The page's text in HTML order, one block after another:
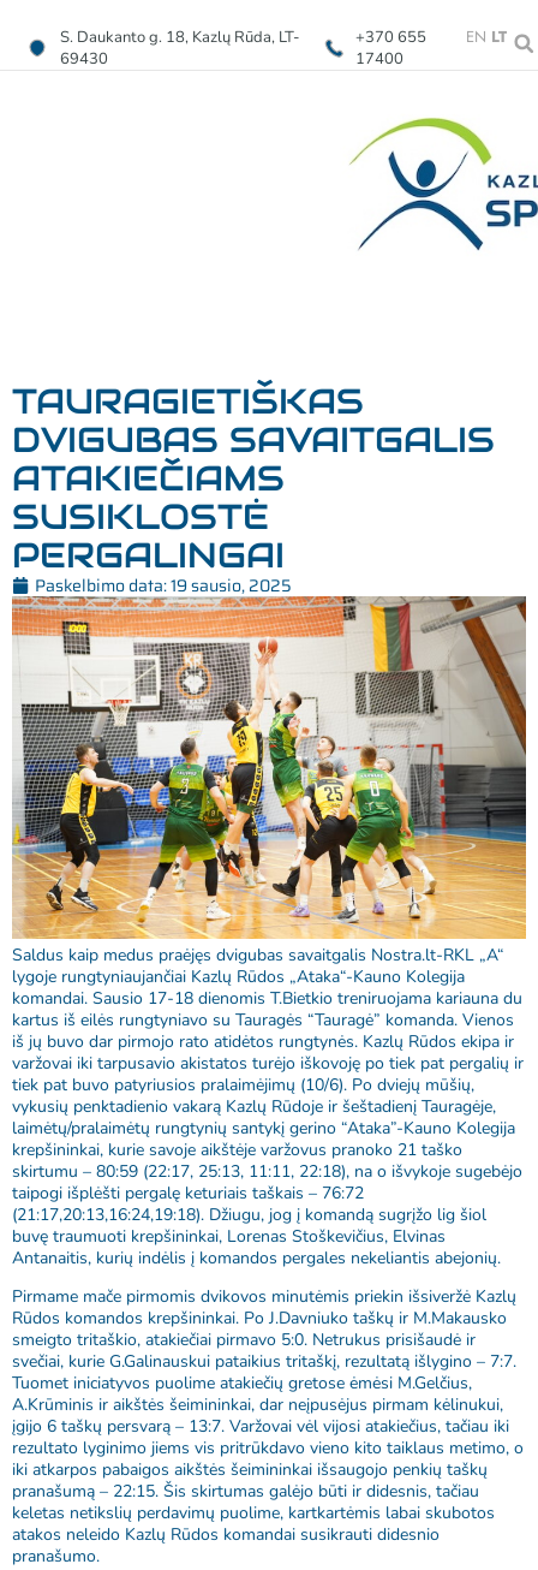
S. Daukanto g. 18, Kazlų Rūda, LT-
69430
+370 655
17400
EN LT
TAURAGIETIŠKAS
DVIGUBAS SAVAITGALIS
ATAKIEČIAMS
SUSIKLOSTĖ
PERGALINGAI
Paskelbimo data:19 sausio, 2025
Saldus kaip medus praėjęs dvigubas savaitgalis Nostra.lt-RKL „A“
lygoje rungtyniaujančiai Kazlų Rūdos „Ataka“-Kauno Kolegija
komandai. Sausio 17-18 dienomis T.Bietkio treniruojama kariauna du
kartus iš eilės rungtyniavo su Tauragės “Tauragė” komanda. Vienos
iš jų buvo dar pirmojo rato atidėtos rungtynės. Kazlų Rūdos ekipa ir
varžovai iki tarpusavio akistatos turėjo iškovoję po tiek pat pergalių ir
tiek pat buvo patyriusios pralaimėjimų (10/6). Po dviejų mūšių,
vykusių penktadienio vakarą Kazlų Rūdoje ir šeštadienį Tauragėje,
laimėtų/pralaimėtų rungtynių santykį gerino “Ataka”-Kauno Kolegija
krepšininkai, kurie savoje aikštėje varžovus pranoko 21 taško
skirtumu – 80:59 (22:17, 25:13, 11:11, 22:18), na o išvykoje sugebėjo
taipogi išplėšti pergalę keturiais taškais – 76:72
(21:17,20:13,16:24,19:18). Džiugu, jog į komandą sugrįžo lig šiol
buvę traumuoti krepšininkai, Lorenas Stoškevičius, Elvinas
Antanaitis, kurių indėlis į komandos pergales nekeliantis abejonių.
Pirmame mače pirmomis dvikovos minutėmis priekin išsiveržė Kazlų
Rūdos komandos krepšininkai. Po J.Davniuko taškų ir M.Makausko
smeigto tritaškio, atakiečiai pirmavo 5:0. Netrukus prisišaudė ir
svečiai, kurie G.Galinauskui pataikius tritaškį, rezultatą išlygino – 7:7.
Tuomet iniciatyvos puolime atakiečių gretose ėmėsi M.Gelčius,
A.Krūminis ir aikštės šeimininkai, dar neįpusėjus pirmam kėlinukui,
įgijo 6 taškų persvarą – 13:7. Varžovai vėl vijosi atakiečius, tačiau iki
rezultato lyginimo jiems vis pritrūkdavo vieno kito taiklaus metimo, o
iki atkarpos pabaigos aikštės šeimininkai išsaugojo penkių taškų
pranašumą – 22:15. Šis skirtumas galėjo būti ir didesnis, tačiau
keletas netikslių perdavimų puolime, kartkartėmis labai skubotos
atakos neleido Kazlų Rūdos komandai susikrauti didesnio
pranašumo.